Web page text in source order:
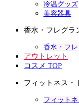
冷温グッズ
美容器具
香水・フレグラ
香水・フ
アウトレット
コスメ TOP
フィットネス・
フィット